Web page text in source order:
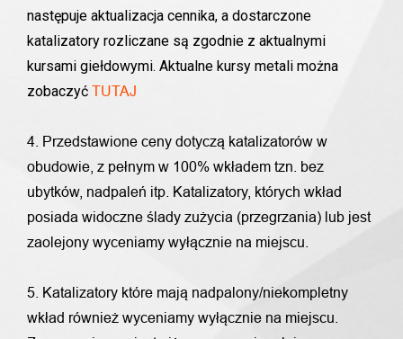
następuje aktualizacja cennika, a dostarczone
katalizatory rozliczane są zgodnie z aktualnymi
kursami giełdowymi. Aktualne kursy metali można
zobaczyć TUTAJ
4. Przedstawione ceny dotyczą katalizatorów w
obudowie, z pełnym w 100% wkładem tzn. bez
ubytków, nadpaleń itp. Katalizatory, których wkład
posiada widoczne ślady zużycia (przegrzania) lub jest
zaolejony wyceniamy wyłącznie na miejscu.
5. Katalizatory które mają nadpalony/niekompletny
wkład również wyceniamy wyłącznie na miejscu.